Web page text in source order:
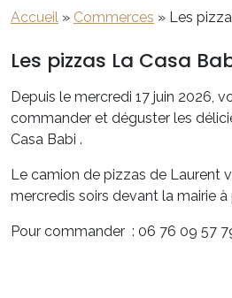
Accueil » Commerces » Les
Les pizzas La Casa
Depuis le mercredi 17 juin 2026,
commander et déguster les
Casa Babi .
Le camion de pizzas de Laurent
mercredis soirs devant la mairie à
Pour commander : 06 76 09 57